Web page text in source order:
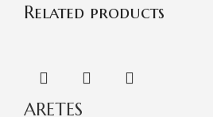
Related products
ARETES